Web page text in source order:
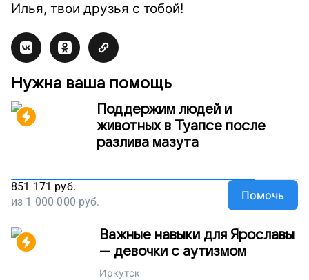
Илья, твои друзья с тобой!
Нужна ваша помощь
Поддержим людей и
животных в Туапсе после
разлива мазута
851 171 руб.
из 1 000 000 руб. Помочь
Важные навыки для Ярославы
— девочки с аутизмом
Иркутск